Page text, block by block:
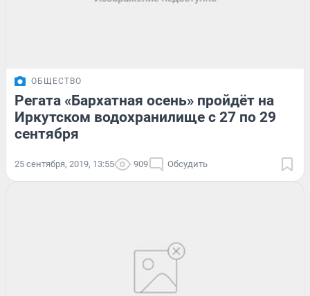
ОБЩЕСТВО
Регата «Бархатная осень» пройдёт на
Иркутском водохранилище с 27 по 29
сентября
25 сентября, 2019, 13:55 909 Обсудить